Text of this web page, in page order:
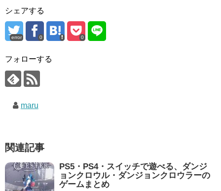
シェアする
error 0 0
フォローする
maru
関連記事
PS5・PS4・スイッチで遊べる、ダンジ
ョンクロウル・ダンジョンクロウラーの
ゲームまとめ